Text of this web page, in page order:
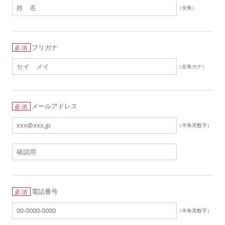
（全角）
必須 フリガナ
（全角カナ）
必須 メールアドレス
（半角英数字）
必須 電話番号
（半角英数字）